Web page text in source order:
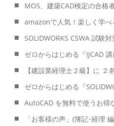
MOS、建築CAD検定の合格
amazonで人気！楽しく学べ
SOLIDWORKS CSWA 試験
ゼロからはじめる『IJCAD 講
【建設業経理士２級】に ２
ゼロからはじめる『
AutoCAD を無料で使うお得
「お客様の声」(簿記･経理